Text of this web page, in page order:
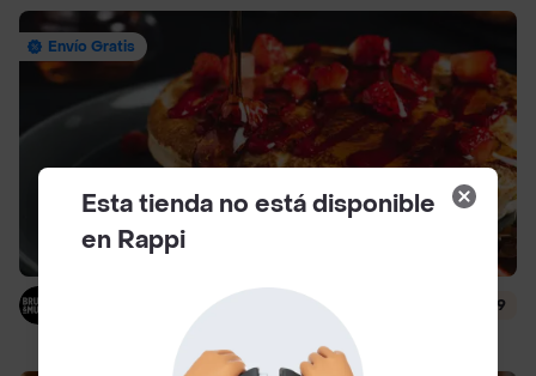
Envío Gratis
Brunch & Munch
$ 4500
4.9
Esta tienda no está disponible
en Rappi